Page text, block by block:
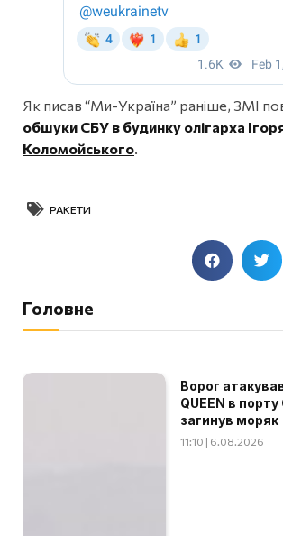
Як писав “Ми-Україна” раніше, ЗМІ
обшуки СБУ в будинку олігарха
Коломойського
РАКЕТИ
Головне
Ворог
QUEEN в
загинув моряк
11:10 | 6.08.2026